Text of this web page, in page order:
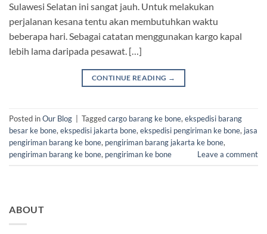
Sulawesi Selatan ini sangat jauh. Untuk melakukan
perjalanan kesana tentu akan membutuhkan waktu
beberapa hari. Sebagai catatan menggunakan kargo kapal
lebih lama daripada pesawat. […]
CONTINUE READING →
Posted inOur Blog Taggedcargo barang ke bone,ekspedisi barang
besar ke bone,ekspedisi jakarta bone,ekspedisi pengiriman ke bone, jasa
pengiriman barang ke bone, pengiriman barang jakarta ke bone,
pengiriman barang ke bone, pengiriman ke bone Leave a comment
ABOUT